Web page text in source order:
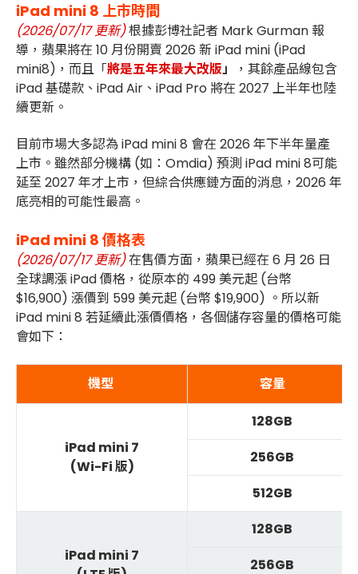
iPad mini 8 上市時間
(2026/07/17 更新)根據彭博社記者 Mark Gurman 報
導，蘋果將在 10 月份開賣 2026 新 iPad mini (iPad
mini8)，而且「將是五年來最大改版」
，其餘產品線包含
iPad 基礎款、iPad Air、iPad Pro 將在 2027 上半年也陸
續更新。
目前市場大多認為 iPad mini 8 會在 2026 年下半年量產
上市。雖然部分機構 (如：Omdia) 預測 iPad mini 8可能
延至 2027 年才上市，但綜合供應鏈方面的消息，2026 年
底亮相的可能性最高。
iPad mini 8 價格表
(2026/07/17 更新)在售價方面，蘋果已經在 6 月 26 日
全球調漲 iPad 價格，從原本的 499 美元起 (台幣
$16,900) 漲價到 599 美元起 (台幣 $19,900) 。所以新
iPad mini 8 若延續此漲價價格，各個儲存容量的價格可能
會如下：
機型 容量
iPad mini 7
(Wi-Fi 版)
128GB
256GB
512GB
iPad mini 7
128GB
256GB